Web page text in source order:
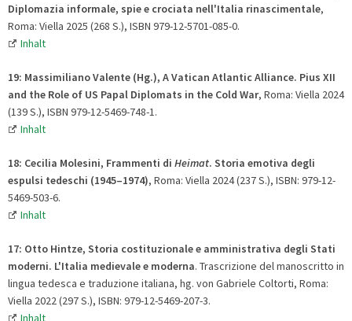
Diplomazia informale, spie e crociata nell'Italia rinascimentale,
Roma: Viella 2025 (268 S.), ISBN 979-12-5701-085-0.
Inhalt
19: Massimiliano Valente (Hg.), A Vatican Atlantic Alliance. Pius XII
and the Role of US Papal Diplomats in the Cold War, Roma: Viella 2024
(139 S.), ISBN 979-12-5469-748-1.
Inhalt
18: Cecilia Molesini, Frammenti di Heimat. Storia emotiva degli
espulsi tedeschi (1945–1974), Roma: Viella 2024 (237 S.), ISBN: 979-12-
5469-503-6.
Inhalt
17: Otto Hintze, Storia costituzionale e amministrativa degli Stati
moderni. L'Italia medievale e moderna. Trascrizione del manoscritto in
lingua tedesca e traduzione italiana, hg. von Gabriele Coltorti, Roma:
Viella 2022 (297 S.), ISBN: 979-12-5469-207-3.
Inhalt